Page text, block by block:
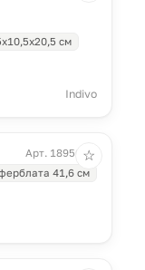
см
Indivo
Арт. 18956.01
41,6 cм
☆